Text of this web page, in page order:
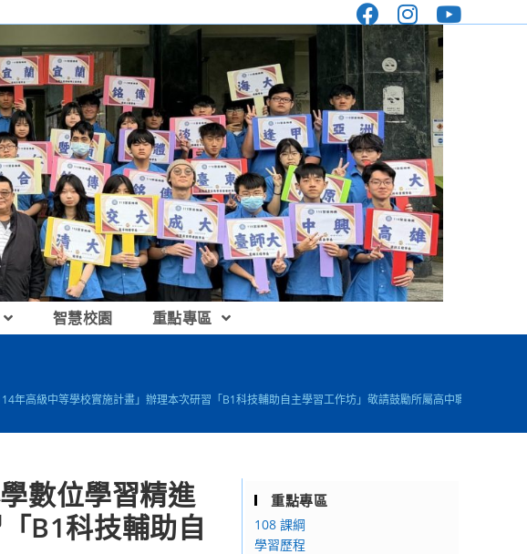
智慧校園 重點專區
高級中等學校實施計畫」辦理本次研習「B1科技輔助自主學習工作坊」敬請鼓勵所屬高中職教師名參加
數位學習精進
B1科技輔助自
重點專區
108 課綱
學習歷程